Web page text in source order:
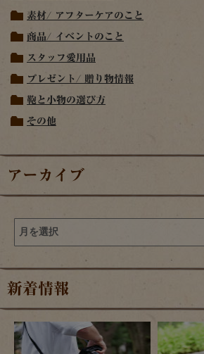
素材/ アフターケアのこと
商品/ イベントのこと
スタッフ愛用品
プレゼント/ 贈り物情報
鞄と小物の選び方
その他
アーカイブ
新着情報